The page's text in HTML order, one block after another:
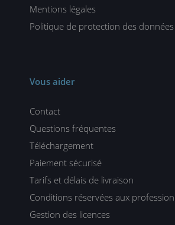
Mentions légales
Politique de protection des données
Vous aider
Contact
Questions fréquentes
Téléchargement
Paiement sécurisé
Tarifs et délais de livraison
Conditions réservées aux
Gestion des licences